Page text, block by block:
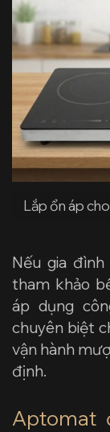
Lắp ổn áp
Nếu gia
tham khảo
áp dụng
chuyên biệt
vận hành
định.
Aptomat